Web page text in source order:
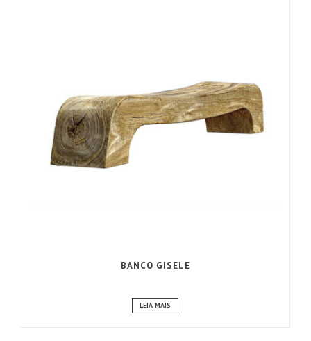
BANCO GISELE
LEIA MAIS